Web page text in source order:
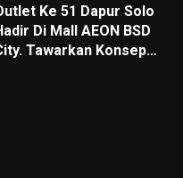
Ke 51 Dapur Solo
Di Mall AEON BSD
Tawarkan Konsep…